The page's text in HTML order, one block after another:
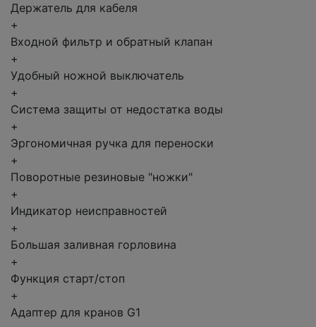
Держатель для кабеля
+
Входной фильтр и обратный клапан
+
Удобный ножной выключатель
+
Система защиты от недостатка воды
+
Эргономичная ручка для переноски
+
Поворотные резиновые "ножки"
+
Индикатор неисправностей
+
Большая заливная горловина
+
Функция старт/стоп
+
Адаптер для кранов G1